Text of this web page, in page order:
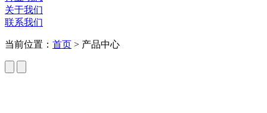
关于我们
联系我们
当前位置： 首页 > 产品中心